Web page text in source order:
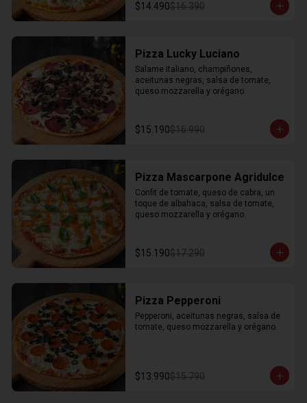
$14.490$16.390
Pizza Lucky Luciano
Salame italiano, champiñones,
aceitunas negras, salsa de tomate,
queso mozzarella y orégano.
$15.190$16.990
Pizza Mascarpone Agridulce
Confit de tomate, queso de cabra, un
toque de albahaca, salsa de tomate,
queso mozzarella y orégano.
$15.190$17.290
Pizza Pepperoni
Pepperoni, aceitunas negras, salsa de
tomate, queso mozzarella y orégano.
$13.990$15.790